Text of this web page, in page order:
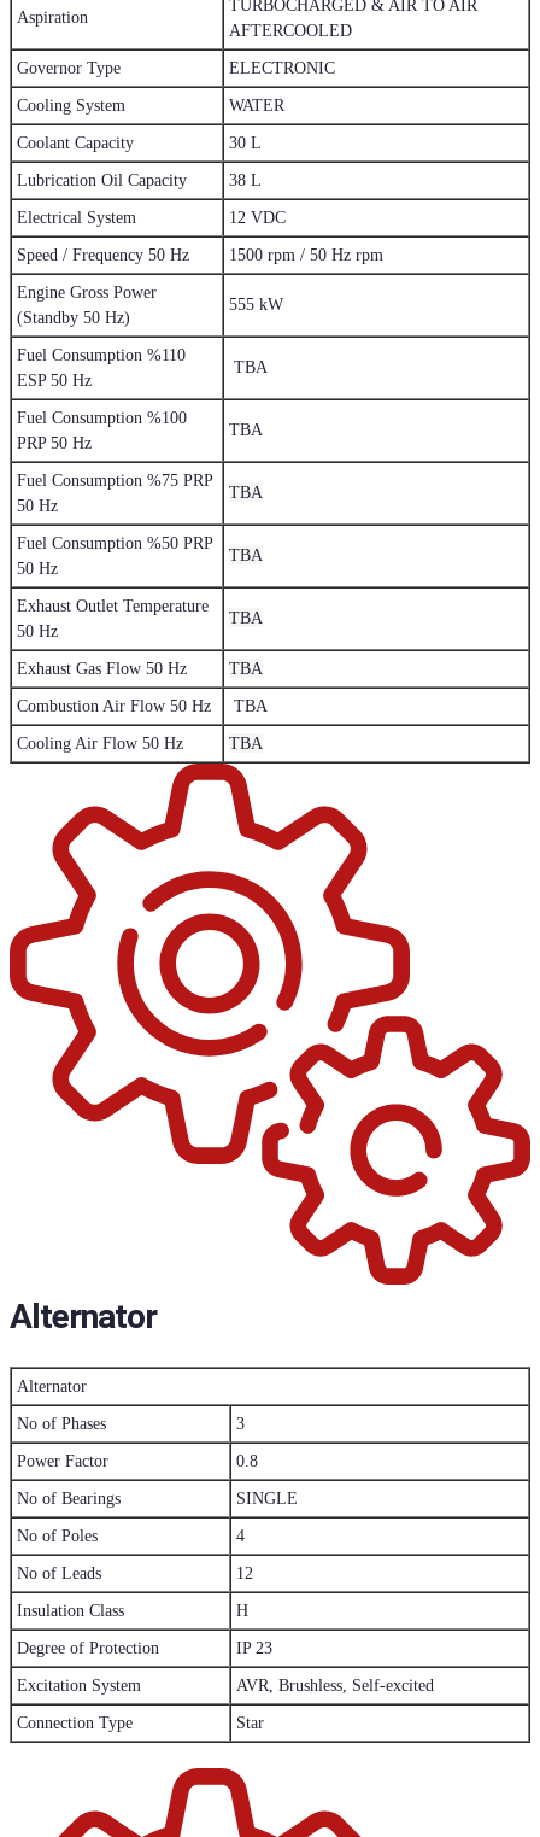
Aspiration
TURBOCHARGED & AIR TO AIR
AFTERCOOLED
Governor Type ELECTRONIC
Cooling System WATER
Coolant Capacity 30 L
Lubrication Oil Capacity 38 L
Electrical System 12 VDC
Speed / Frequency 50 Hz 1500 rpm / 50 Hz rpm
Engine Gross Power
(Standby 50 Hz)
555 kW
Fuel Consumption %110
ESP 50 Hz
TBA
Fuel Consumption %100
PRP 50 Hz
TBA
Fuel Consumption %75 PRP
50 Hz
TBA
Fuel Consumption %50 PRP
50 Hz
TBA
Exhaust Outlet Temperature
50 Hz
TBA
Exhaust Gas Flow 50 Hz TBA
Combustion Air Flow 50 Hz TBA
Cooling Air Flow 50 Hz TBA
Alternator
Alternator
No of Phases 3
Power Factor 0.8
No of Bearings SINGLE
No of Poles 4
No of Leads 12
Insulation Class H
Degree of Protection IP 23
Excitation System AVR, Brushless, Self-excited
Connection Type Star